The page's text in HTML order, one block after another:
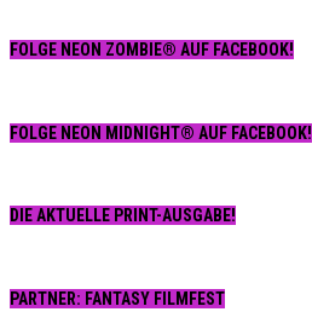
FOLGE NEON ZOMBIE® AUF FACEBOOK!
FOLGE NEON MIDNIGHT® AUF FACEBOOK!
DIE AKTUELLE PRINT-AUSGABE!
PARTNER: FANTASY FILMFEST